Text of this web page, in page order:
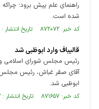
راهنمای علم پیش برود؛
شده است.
کد خبر: ۸۷۲۰۷۲ تاریخ انتشار : ۱۴۰۲/۰۷/۱۶
قالیباف وارد ابوظبی شد
رئیس مجلس شورای اسلامی و
آقای صقر غباش، رئیس مجلس
ابوظبی شد.
کد خبر: ۸۷۱۶۵۷ تاریخ انتشار : ۱۴۰۲/۰۷/۱۳